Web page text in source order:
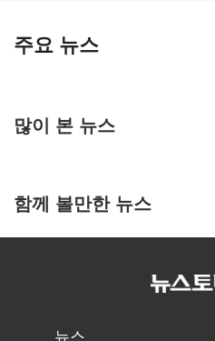
주요 뉴스
많이 본 뉴스
함께 볼만한 뉴스
뉴스